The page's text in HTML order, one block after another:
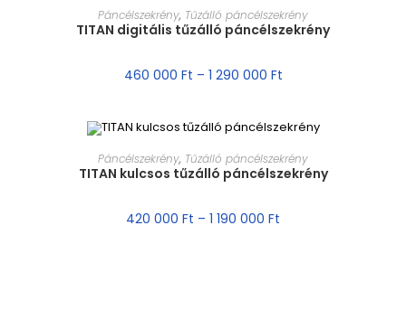
MÉRET VÁLASZTÁSA
Páncélszekrény, Tűzálló páncélszekrény
TITAN digitális tűzálló páncélszekrény
460 000 Ft – 1 290 000 Ft
MÉRET VÁLASZTÁSA
Páncélszekrény, Tűzálló páncélszekrény
TITAN kulcsos tűzálló páncélszekrény
420 000 Ft – 1 190 000 Ft